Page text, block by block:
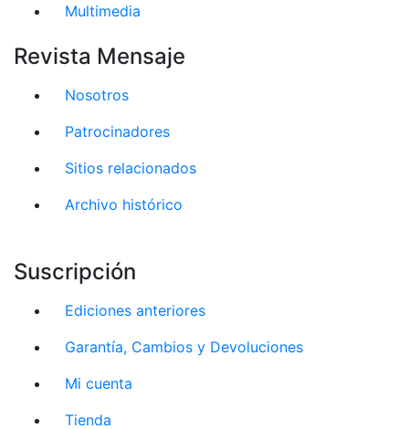
Multimedia
Revista Mensaje
Nosotros
Patrocinadores
Sitios relacionados
Archivo histórico
Suscripción
Ediciones anteriores
Garantía, Cambios y Devoluciones
Mi cuenta
Tienda